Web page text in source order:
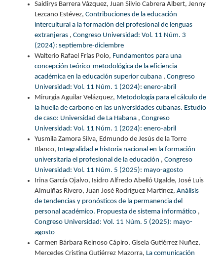
Saidirys Barrera Vázquez, Juan Silvio Cabrera Albert, Jenny
Lezcano Estévez, Contribuciones de la educación
intercultural a la formación del profesional de lenguas
extranjeras , Congreso Universidad: Vol. 11 Núm. 3
(2024): septiembre-diciembre
Walterio Rafael Frías Polo, Fundamentos para una
concepción teórico-metodológica de la eficiencia
académica en la educación superior cubana , Congreso
Universidad: Vol. 11 Núm. 1 (2024): enero-abril
Mirurgia Aguilar Velázquez, Metodología para el cálculo de
la huella de carbono en las universidades cubanas. Estudio
de caso: Universidad de La Habana , Congreso
Universidad: Vol. 11 Núm. 1 (2024): enero-abril
Yusmila Zamora Silva, Edmundo de Jesús de la Torre
Blanco, Integralidad e historia nacional en la formación
universitaria el profesional de la educación , Congreso
Universidad: Vol. 11 Núm. 5 (2025): mayo-agosto
Irina García Ojalvo, Isidro Alfredo Abelló Ugalde, José Luis
Almuiñas Rivero, Juan José Rodríguez Martínez, Análisis
de tendencias y pronósticos de la permanencia del
personal académico. Propuesta de sistema informático ,
Congreso Universidad: Vol. 11 Núm. 5 (2025): mayo-
agosto
Carmen Bárbara Reinoso Cápiro, Gisela Gutiérrez Nuñez,
Mercedes Cristina Gutiérrez Mazorra, La comunicación